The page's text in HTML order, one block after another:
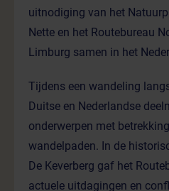
uitnodiging van het
Nette en het Routebureau
Limburg samen in het
Tijdens een wandeling
Duitse en Nederlandse
onderwerpen met
wandelpaden. In de
De Keverberg gaf het
actuele uitdagingen en